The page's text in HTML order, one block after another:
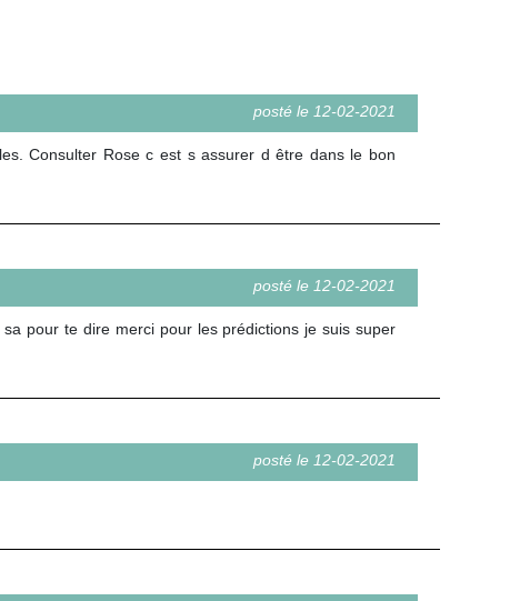
posté le 12-02-2021
Consulter Rose c est s assurer d être dans le bon
posté le 12-02-2021
pour te dire merci pour les prédictions je suis super
posté le 12-02-2021